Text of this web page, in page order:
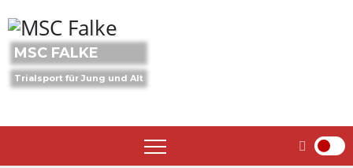
to
content
MSC FALKE
Trialsport für Jung und Alt